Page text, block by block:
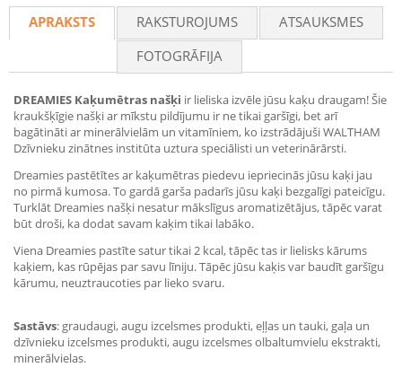
APRAKSTS RAKSTUROJUMS
ATSAUKSMES
FOTOGRĀFIJA
DREAMIES Kaķumētras našķi ir lieliska izvēle jūsu kaķu draugam! Šie
kraukšķīgie našķi ar mīkstu pildījumu ir ne tikai garšīgi, bet arī
bagātināti ar minerālvielām un vitamīniem, ko izstrādājuši WALTHAM
Dzīvnieku zinātnes institūta uztura speciālisti un veterinārārsti.
Dreamies pastētītes ar kaķumētras piedevu iepriecinās jūsu kaķi jau
no pirmā kumosa. To gardā garša padarīs jūsu kaķi bezgalīgi pateicīgu.
Turklāt Dreamies našķi nesatur mākslīgus aromatizētājus, tāpēc varat
būt droši, ka dodat savam kaķim tikai labāko.
Viena Dreamies pastīte satur tikai 2 kcal, tāpēc tas ir lielisks kārums
kaķiem, kas rūpējas par savu līniju. Tāpēc jūsu kaķis var baudīt garšīgu
kārumu, neuztraucoties par lieko svaru.
Sastāvs: graudaugi, augu izcelsmes produkti, eļļas un tauki, gaļa un
dzīvnieku izcelsmes produkti, augu izcelsmes olbaltumvielu ekstrakti,
minerālvielas.